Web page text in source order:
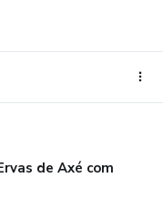
de Axé com